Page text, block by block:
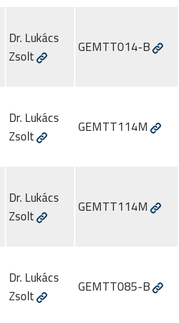
Dr. Lukács
Zsolt
GEMTT014-B
Dr. Lukács
Zsolt
GEMTT114M
Dr. Lukács
Zsolt
GEMTT114M
Dr. Lukács
Zsolt
GEMTT085-B